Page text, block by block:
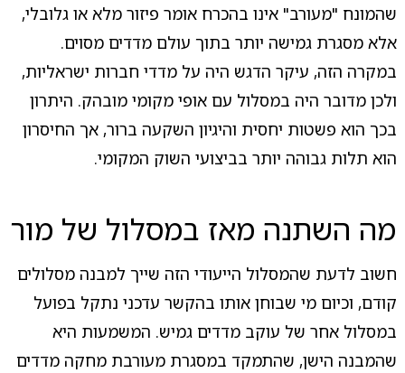
שהמונח "מעורב" אינו בהכרח אומר פיזור מלא או גלובלי,
אלא מסגרת גמישה יותר בתוך עולם מדדים מסוים.
במקרה הזה, עיקר הדגש היה על מדדי חברות ישראליות,
ולכן מדובר היה במסלול עם אופי מקומי מובהק. היתרון
בכך הוא פשטות יחסית והיגיון השקעה ברור, אך החיסרון
הוא תלות גבוהה יותר בביצועי השוק המקומי.
מה השתנה מאז במסלול של מור
חשוב לדעת שהמסלול הייעודי הזה שייך למבנה מסלולים
קודם, וכיום מי שבוחן אותו בהקשר עדכני נתקל בפועל
במסלול אחר של עוקב מדדים גמיש. המשמעות היא
שהמבנה הישן, שהתמקד במסגרת מעורבת מחקה מדדים